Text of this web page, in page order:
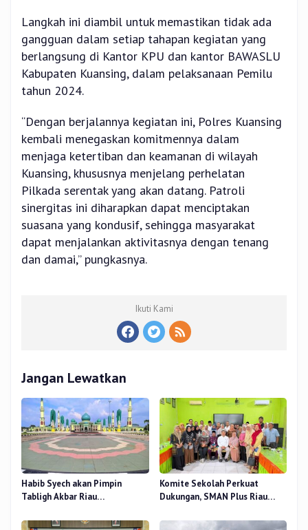
Langkah ini diambil untuk memastikan tidak ada
gangguan dalam setiap tahapan kegiatan yang
berlangsung di Kantor KPU dan kantor BAWASLU
Kabupaten Kuansing, dalam pelaksanaan Pemilu
tahun 2024.
“Dengan berjalannya kegiatan ini, Polres Kuansing
kembali menegaskan komitmennya dalam
menjaga ketertiban dan keamanan di wilayah
Kuansing, khususnya menjelang perhelatan
Pilkada serentak yang akan datang. Patroli
sinergitas ini diharapkan dapat menciptakan
suasana yang kondusif, sehingga masyarakat
dapat menjalankan aktivitasnya dengan tenang
dan damai,” pungkasnya.
Ikuti Kami
Jangan Lewatkan
Habib Syech akan Pimpin
Tabligh Akbar Riau
Nur, Besok
Komite Sekolah Perkuat
Dukungan, SMAN Plus Riau
Pendidikan